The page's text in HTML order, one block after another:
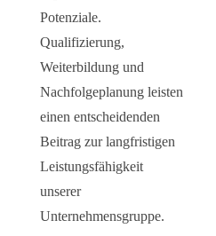
Potenziale.
Qualifizierung,
Weiterbildung und
Nachfolgeplanung leisten
einen entscheidenden
Beitrag zur langfristigen
Leistungsfähigkeit
unserer
Unternehmensgruppe.